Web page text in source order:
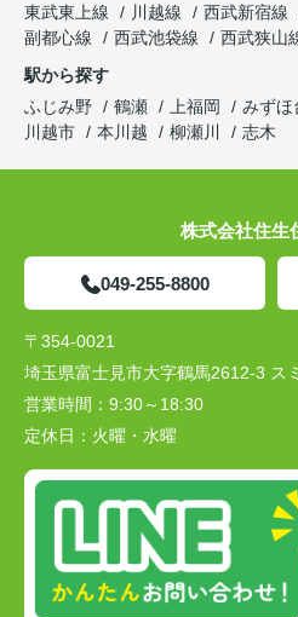
東武東上線
川越線 西武新宿線
副都心線
西武池袋線
西武狭山
駅から探す
ふじみ野
鶴瀬 上福岡 みずほ
川越市
本川越 柳瀬川 志木
株式会社住生
049-255-8800
〒354-0021
埼玉県富士見市大字鶴馬2612-3 ス
営業時間： 9:30～18:30
定休日： 火曜・水曜